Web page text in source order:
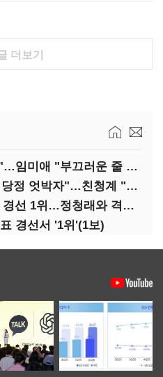
더보기
최민희 "골리앗 김민석"…임미애 "부끄러운 줄 알아야"
친명계 "정청래 지도부 당정 엇박자"…친청계 "신천지 오물 폭탄"
김민석, 누적 45.42%로 경선 1위…정청래와 격차 0.86%p(2보)
경선서 '1위'(1보)